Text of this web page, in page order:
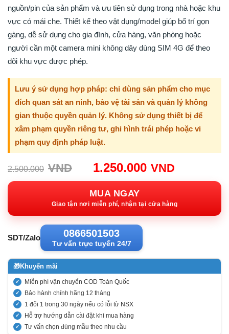
nguồn/pin của sản phẩm và ưu tiên sử dụng trong nhà hoặc khu
vực có mái che. Thiết kế theo vật dụng/model giúp bố trí gọn
gàng, dễ sử dụng cho gia đình, cửa hàng, văn phòng hoặc
người cần một camera mini không dây dùng SIM 4G để theo
dõi khu vực được phép.
Lưu ý sử dụng hợp pháp: chỉ dùng sản phẩm cho mục
đích quan sát an ninh, bảo vệ tài sản và quản lý không
gian thuộc quyền quản lý. Không sử dụng thiết bị để
xâm phạm quyền riêng tư, ghi hình trái phép hoặc vi
phạm quy định pháp luật.
2.500.000 VND
Giá
gốc:
2.500.000VND.
1.250.000 VND
hiện
MUA NGAY
Giao tận nơi miễn phí, nhận tại cửa hàng
SDT/Zalo 0866501503
Tư vấn trực tuyến 24/7
🎁Khuyến mãi
Miễn phí vận chuyển COD Toàn Quốc
Bảo hành chính hãng 12 tháng
1 đổi 1 trong 30 ngày nếu có lỗi từ NSX
Hỗ trợ hướng dẫn cài đặt khi mua hàng
Tư vấn chọn đúng mẫu theo nhu cầu